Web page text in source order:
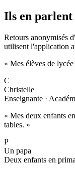
Ils en parlent
Retours anonymisés
utilisent l'application
« Mes élèves de
C
Christelle
Enseignante ·
« Mes deux enfants
tables. »
P
Un papa
Deux enfants en